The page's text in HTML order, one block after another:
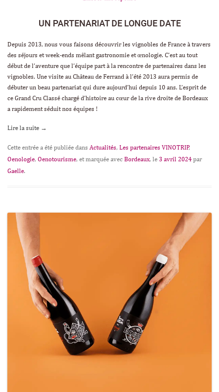
UN PARTENARIAT DE LONGUE DATE
Depuis 2013, nous vous faisons découvrir les vignobles de France à travers
des séjours et week-ends mêlant gastronomie et œnologie. C’est au tout
début de l’aventure que l’équipe part à la rencontre de partenaires dans les
vignobles. Une visite au Château de Ferrand à l’été 2013 aura permis de
débuter un beau partenariat qui dure aujourd’hui depuis 10 ans. L’esprit de
ce Grand Cru Classé chargé d’histoire au cœur de la rive droite de Bordeaux
a rapidement séduit nos équipes !
Lire la suite →
Cette entrée a été publiée dans Actualités, Les partenaires VINOTRIP,
Oenologie, Oenotourisme, et marquée avec Bordeaux, le 3 avril 2024 par
Gaelle.